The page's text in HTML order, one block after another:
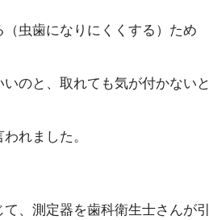
虫歯になりにくくする）ため
のと、取れても気が付かないと
れました。
、測定器を歯科衛生士さんが引